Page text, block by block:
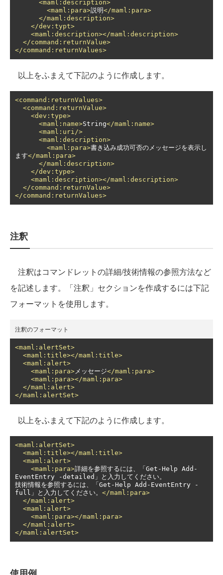
<maml:description>
<maml:para>説明</maml:para>
</maml:description>
</dev:typt>
<maml:description></maml:description>
</command:returnValue>
</command:returnValues>
以上をふまえて下記のように作成します。
<command:returnValues>
<command:returnValue>
<dev:type>
<maml:name>String</maml:name>
<maml:uri/>
<maml:description>
<maml:para>書き込み成功可否のメッセージを表示し
ます</maml:para>
</maml:description>
</dev:type>
<maml:description></maml:description>
</command:returnValue>
</command:returnValues>
注釈
注釈はコマンドレットの詳細/技術情報の参照方法など
を記述します。「注釈」セクションを作成するには下記
フォーマットを使用します。
注釈のフォーマット
<maml:alertSet>
<maml:title></maml:title>
<maml:alert>
<maml:para>メッセージ</maml:para>
<maml:para></maml:para>
</maml:alert>
</maml:alertSet>
以上をふまえて下記のように作成します。
<maml:alertSet>
<maml:title></maml:title>
<maml:alert>
<maml:para>詳細を参照するには、「Get-Help Add-
EventEntry -detailed」と入力してください。
技術情報を参照するには、「Get-Help Add-EventEntry -
full」と入力してください。 </maml:para>
</maml:alert>
<maml:alert>
<maml:para></maml:para>
</maml:alert>
</maml:alertSet>